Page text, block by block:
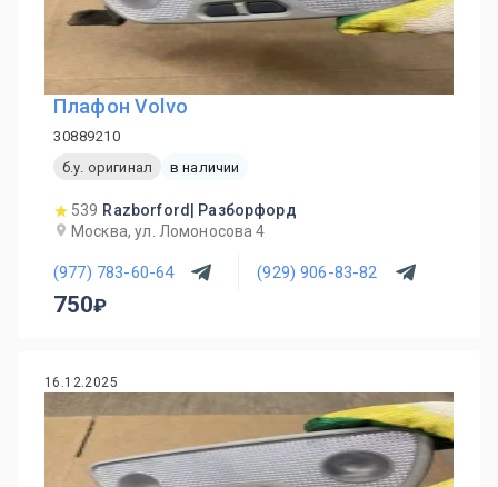
Плафон Volvo
30889210
б.у. оригинал
в наличии
539 Razborford| Разборфорд
Москва, ул. Ломоносова 4
(977) 783-60-64 (929) 906-83-82
750
16.12.2025